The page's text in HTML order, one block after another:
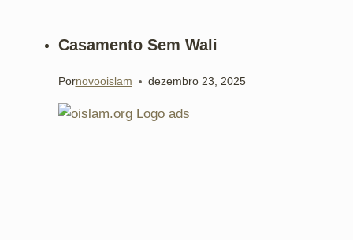
Casamento Sem Wali
Pornovooislam dezembro 23, 2025